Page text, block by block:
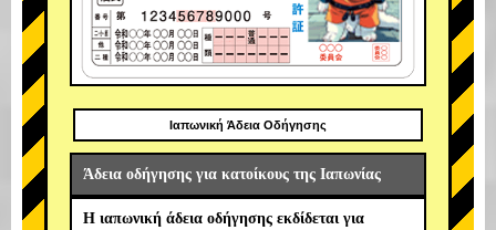
Ιαπωνική Άδεια Οδήγησης
Άδεια οδήγησης για κατοίκους της Ιαπωνίας
Η ιαπωνική άδεια οδήγησης εκδίδεται για